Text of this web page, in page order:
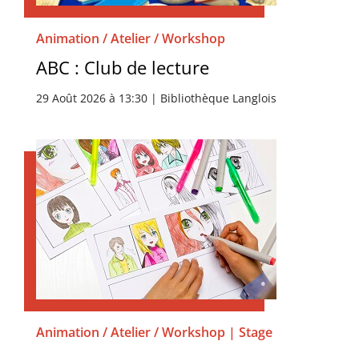
Animation / Atelier / Workshop
ABC : Club de lecture
29 Août 2026 à 13:30 | Bibliothèque Langlois
Animation / Atelier / Workshop | Stage